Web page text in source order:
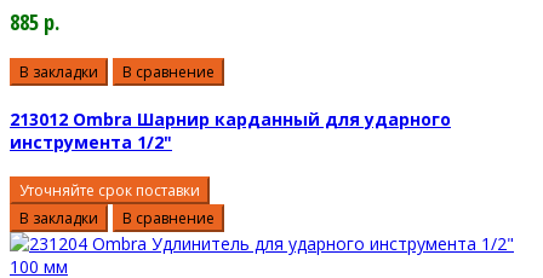
885 р.
В закладки В сравнение
213012 Ombra Шарнир карданный для ударного
инструмента 1/2"
Уточняйте срок поставки
В закладки
В сравнение